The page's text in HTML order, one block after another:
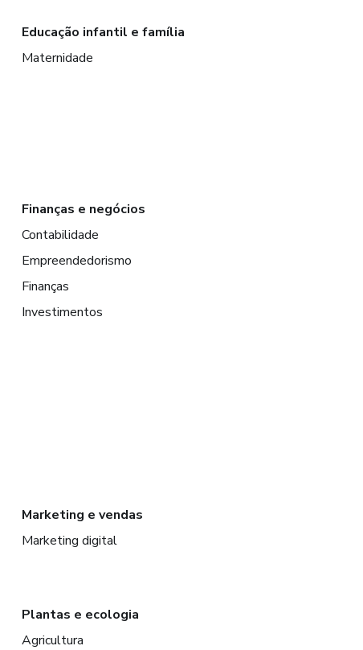
Educação infantil e família
Maternidade
Finanças e negócios
Contabilidade
Empreendedorismo
Finanças
Investimentos
Marketing e vendas
Marketing digital
Plantas e ecologia
Agricultura